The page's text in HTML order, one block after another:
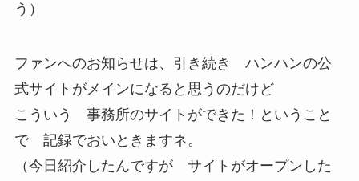
う）
ファンへのお知らせは、引き続き ハンハンの公
式サイトがメインになると思うのだけど
こういう 事務所のサイトができた！ということ
で 記録でおいときますネ。
（今日紹介したんですが サイトがオープンした